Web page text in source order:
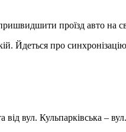
проїзд авто
Йдеться про
вул. Кульпарківська –